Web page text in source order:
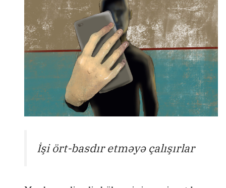
İşi ört-basdır etməyə çalışırlar